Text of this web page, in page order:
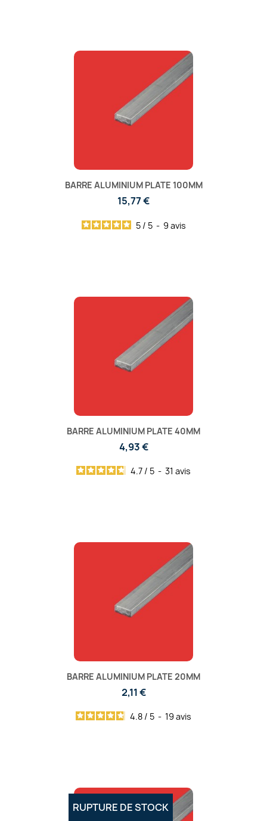
BARRE ALUMINIUM PLATE 100MM
15,77 €
5 / 5 - 9 avis
BARRE ALUMINIUM PLATE 40MM
4,93 €
4.7 / 5 - 31 avis
BARRE ALUMINIUM PLATE 20MM
2,11 €
4.8 / 5 - 19 avis
RUPTURE DE STOCK